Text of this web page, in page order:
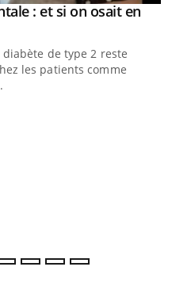
: et si on osait en
de type 2 reste
les patients comme